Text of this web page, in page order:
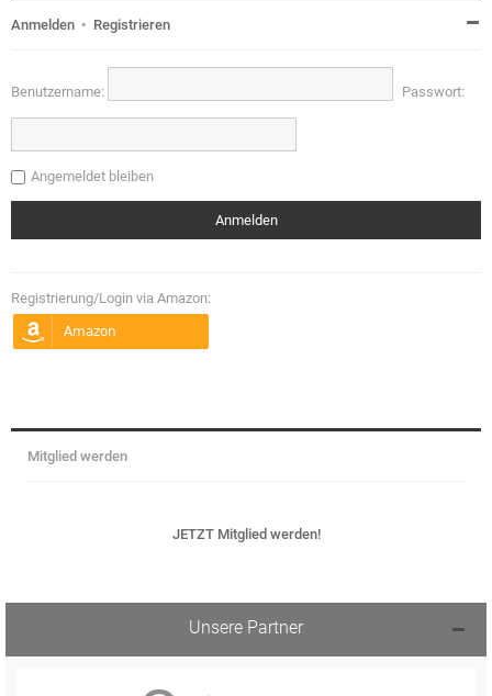
Anmelden • Registrieren
Benutzername: Passwort:
Angemeldet bleiben
Registrierung/Login via Amazon:
Mitglied werden
JETZT Mitglied werden!
Unsere Partner